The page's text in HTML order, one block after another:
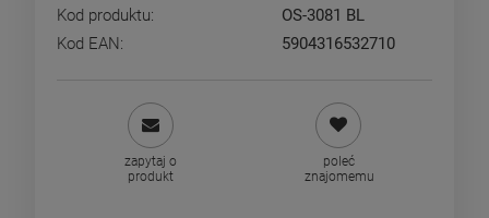
Kod produktu:
OS-3081 BL
Kod EAN:
5904316532710
zapytaj o
produkt
poleć
znajomemu